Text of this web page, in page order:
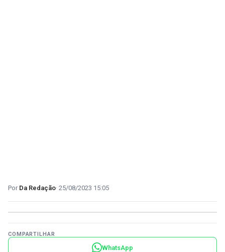
Da Redação 25/08/2023 15:05
COMPARTILHAR
WhatsApp